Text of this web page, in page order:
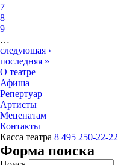
7
8
9
…
следующая ›
последняя »
О театре
Афиша
Репертуар
Артисты
Меценатам
Контакты
Касса театра 8 495 250-22-22
Форма поиска